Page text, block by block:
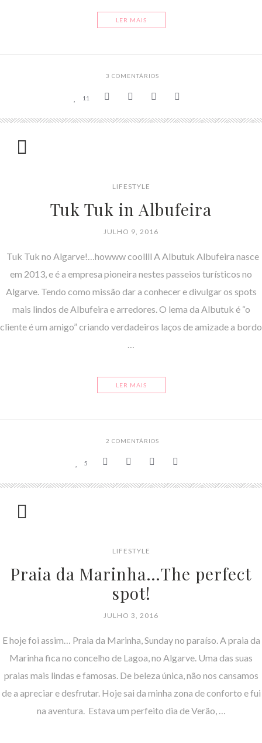
LER MAIS
3 COMENTÁRIOS
11
LIFESTYLE
Tuk Tuk in Albufeira
JULHO 9, 2016
Tuk Tuk no Algarve!…howww coollll A Albutuk Albufeira nasce
em 2013, e é a empresa pioneira nestes passeios turísticos no
Algarve. Tendo como missão dar a conhecer e divulgar os spots
mais lindos de Albufeira e arredores. O lema da Albutuk é “o
cliente é um amigo” criando verdadeiros laços de amizade a bordo
…
LER MAIS
2 COMENTÁRIOS
5
LIFESTYLE
Praia da Marinha…The perfect
spot!
JULHO 3, 2016
E hoje foi assim… Praia da Marinha, Sunday no paraíso. A praia da
Marinha fica no concelho de Lagoa, no Algarve. Uma das suas
praias mais lindas e famosas. De beleza única, não nos cansamos
de a apreciar e desfrutar. Hoje sai da minha zona de conforto e fui
na aventura. Estava um perfeito dia de Verão, …